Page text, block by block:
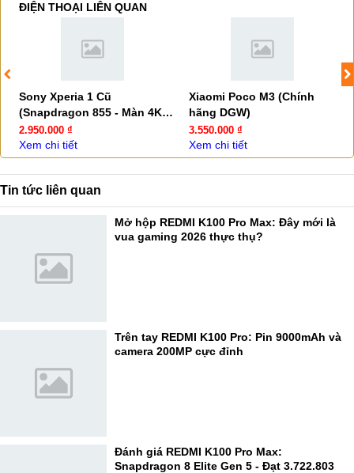
ĐIỆN THOẠI LIÊN QUAN
Sony Xperia 1 Cũ
(Snapdragon 855 - Màn 4K) -
Đẹp 99,9%
2.950.000 ₫
Xem chi tiết
Xiaomi Poco M3 (Chính
hãng DGW)
3.550.000 ₫
Xem chi tiết
Tin tức liên quan
Mở hộp REDMI K100 Pro Max: Đây mới là
vua gaming 2026 thực thụ?
Trên tay REDMI K100 Pro: Pin 9000mAh và
camera 200MP cực đỉnh
Đánh giá REDMI K100 Pro Max:
Snapdragon 8 Elite Gen 5 - Đạt 3.722.803